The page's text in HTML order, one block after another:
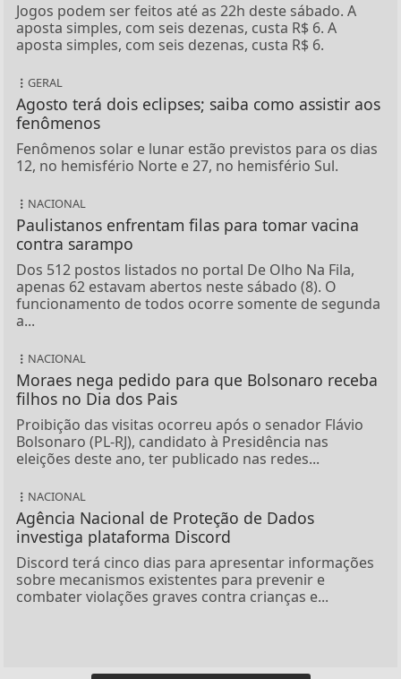
Jogos podem ser feitos até as 22h deste sábado. A
aposta simples, com seis dezenas, custa R$ 6. A
aposta simples, com seis dezenas, custa R$ 6.
GERAL
Agosto terá dois eclipses; saiba como assistir aos
fenômenos
Fenômenos solar e lunar estão previstos para os dias
12, no hemisfério Norte e 27, no hemisfério Sul.
NACIONAL
Paulistanos enfrentam filas para tomar vacina
contra sarampo
Dos 512 postos listados no portal De Olho Na Fila,
apenas 62 estavam abertos neste sábado (8). O
funcionamento de todos ocorre somente de segunda
a...
NACIONAL
Moraes nega pedido para que Bolsonaro receba
filhos no Dia dos Pais
Proibição das visitas ocorreu após o senador Flávio
Bolsonaro (PL-RJ), candidato à Presidência nas
eleições deste ano, ter publicado nas redes...
NACIONAL
Agência Nacional de Proteção de Dados
investiga plataforma Discord
Discord terá cinco dias para apresentar informações
sobre mecanismos existentes para prevenir e
combater violações graves contra crianças e...